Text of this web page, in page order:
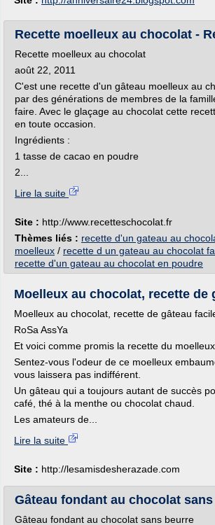
Recette moelleux au chocolat -
Recette moelleux au chocolat
août 22, 2011
C'est une recette d'un gâteau moelleux au
par des générations de membres de la
faire. Avec le glaçage au chocolat cette
en toute occasion.
Ingrédients :
1 tasse de cacao en poudre
2...
Lire la suite
Site : http://www.recetteschocolat.fr
Thèmes liés : recette d'un gateau au
moelleux / recette d un gateau au chocolat
recette d'un gateau au chocolat en poudre
Moelleux au chocolat, recette de
Moelleux au chocolat, recette de gâteau
RoSa AssYa
Et voici comme promis la recette du
Sentez-vous l'odeur de ce moelleux
vous laissera pas indifférent.
Un gâteau qui a toujours autant de succès
café, thé à la menthe ou chocolat chaud.
Les amateurs de...
Lire la suite
Site : http://lesamisdesherazade.com
Gâteau fondant au chocolat
Gâteau fondant au chocolat sans beurre